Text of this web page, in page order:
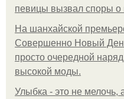
певицы вызвал споры о
На шанхайской
Совершенно Новый
просто очередной
высокой моды.
Улыбка - это не мелочь,